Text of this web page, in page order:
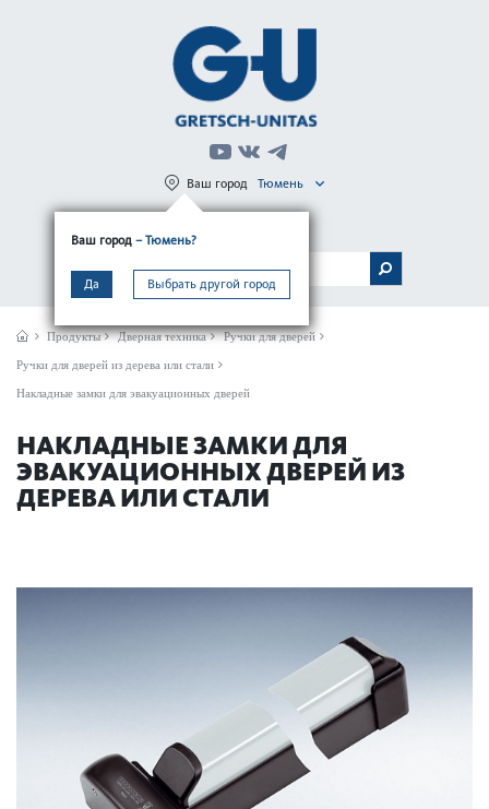
Ваш город – Тюмень?
Да Выбрать другой город
Ваш город Тюмень
МЕНЮ
Продукты Дверная техника Ручки для дверей
Ручки для дверей из дерева или стали
Накладные замки для эвакуационных дверей
НАКЛАДНЫЕ ЗАМКИ ДЛЯ
ЭВАКУАЦИОННЫХ ДВЕРЕЙ ИЗ
ДЕРЕВА ИЛИ СТАЛИ